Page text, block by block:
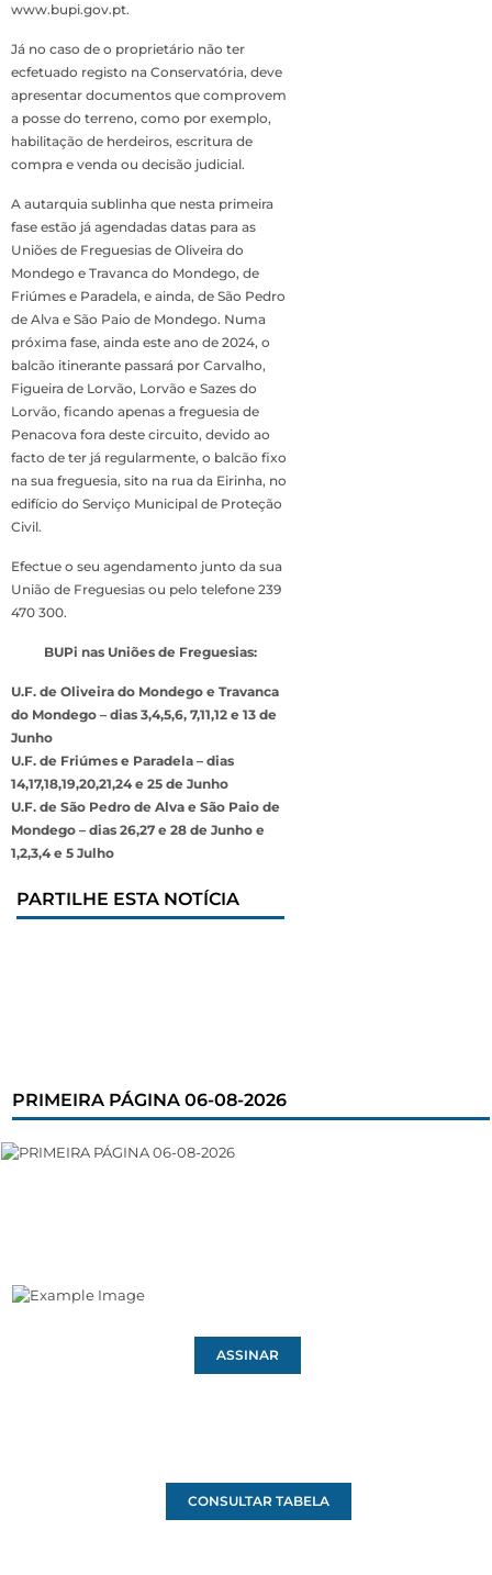
www.bupi.gov.pt.
Já no caso de o proprietário não ter
ecfetuado registo na Conservatória, deve
apresentar documentos que comprovem
a posse do terreno, como por exemplo,
habilitação de herdeiros, escritura de
compra e venda ou decisão judicial.
A autarquia sublinha que nesta primeira
fase estão já agendadas datas para as
Uniões de Freguesias de Oliveira do
Mondego e Travanca do Mondego, de
Friúmes e Paradela, e ainda, de São Pedro
de Alva e São Paio de Mondego. Numa
próxima fase, ainda este ano de 2024, o
balcão itinerante passará por Carvalho,
Figueira de Lorvão, Lorvão e Sazes do
Lorvão, ficando apenas a freguesia de
Penacova fora deste circuito, devido ao
facto de ter já regularmente, o balcão fixo
na sua freguesia, sito na rua da Eirinha, no
edifício do Serviço Municipal de Proteção
Civil.
Efectue o seu agendamento junto da sua
União de Freguesias ou pelo telefone 239
470 300.
BUPi nas Uniões de Freguesias:
U.F. de Oliveira do Mondego e Travanca
do Mondego – dias 3,4,5,6, 7,11,12 e 13 de
Junho
U.F. de Friúmes e Paradela – dias
14,17,18,19,20,21,24 e 25 de Junho
U.F. de São Pedro de Alva e São Paio de
Mondego – dias 26,27 e 28 de Junho e
1,2,3,4 e 5 Julho
PARTILHE ESTA NOTÍCIA
PRIMEIRA PÁGINA 06-08-2026
ASSINAR
CONSULTAR TABELA